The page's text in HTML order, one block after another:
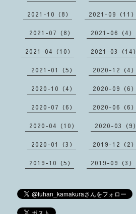
2021-10（8） 2021-09（11）
2021-07（8） 2021-06（4）
2021-04（10） 2021-03（14）
2021-01（5） 2020-12（4）
2020-10（4） 2020-09（6）
2020-07（6） 2020-06（6）
2020-04（10） 2020-03（9）
2020-01（3） 2019-12（2）
2019-10（5） 2019-09（3）